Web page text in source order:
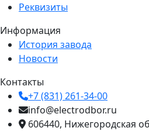
Реквизиты
Информация
История завода
Новости
Контакты
+7 (831) 261-34-00
info@electrodbor.ru
606440, Нижегородская